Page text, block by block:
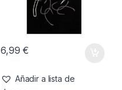
6,99€
Añadir a lista de